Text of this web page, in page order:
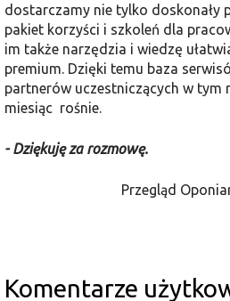
dostarczamy nie tylko doskonały
pakiet korzyści i szkoleń dla
im także narzędzia i wiedzę
premium. Dzięki temu baza
partnerów uczestniczących w tym
miesiąc rośnie.
- Dziękuję za rozmowę.
Przegląd
Komentarze